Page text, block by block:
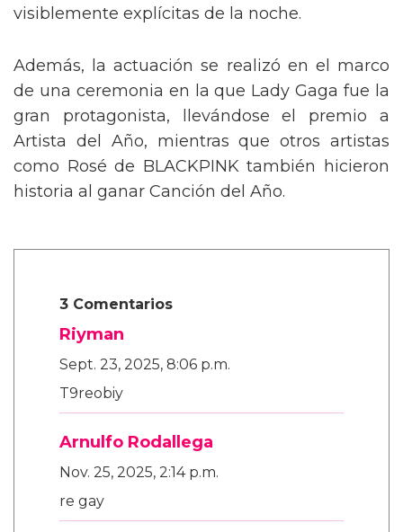
visiblemente explícitas de la noche.
Además, la actuación se realizó en el marco
de una ceremonia en la que Lady Gaga fue la
gran protagonista, llevándose el premio a
Artista del Año, mientras que otros artistas
como Rosé de BLACKPINK también hicieron
historia al ganar Canción del Año.
3 Comentarios
Riyman
Sept. 23, 2025, 8:06 p.m.
T9reobiy
Arnulfo Rodallega
Nov. 25, 2025, 2:14 p.m.
re gay